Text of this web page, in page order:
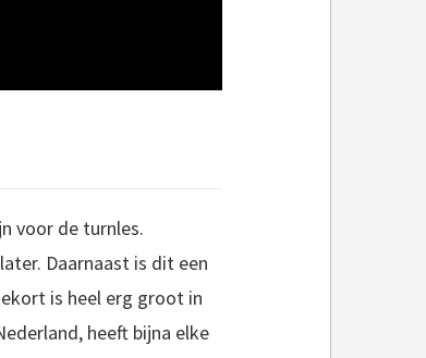
voor de turnles.
Daarnaast is dit een
is heel erg groot in
heeft bijna elke